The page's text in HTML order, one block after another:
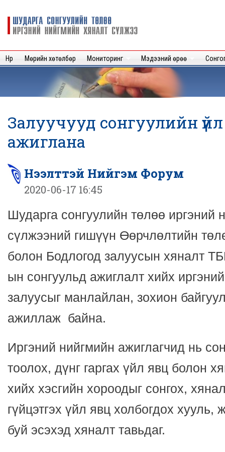
Шударга
сонгуулийн
нийгмийн
хяналт
Нүүр Мөрийн хөтөлбөр Мониторинг Мэдээний өрөө
Залуучууд сонгуулийн
ажиглана
Нээлттэй Нийгэм Форум
2020-06-17 16:45
Шударга сонгуулийн төлөө иргэний
сүлжээний гишүүн Өөрчлөлтийн
болон Бодлогод залуусын хяналт
ын сонгуульд ажиглалт хийх
залуусыг манлайлан, зохион
ажиллаж байна.
Иргэний нийгмийн ажиглагчид нь
тоолох, дүнг гаргах үйл явц болон
хийх хэсгийн хороодыг сонгох,
гүйцэтгэх үйл явц холбогдох
буй эсэхэд хяналт тавьдаг.